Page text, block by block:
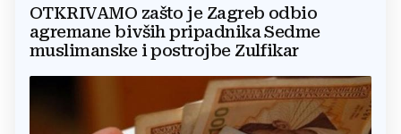
OTKRIVAMO zašto je Zagreb odbio
agremane bivših pripadnika Sedme
muslimanske i postrojbe Zulfikar